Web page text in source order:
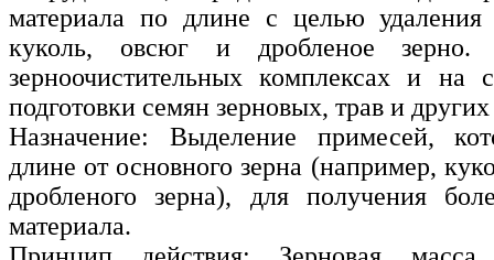
материала по длине с целью
куколь, овсюг и дробленое зерно.
зерноочистительных комплексах и на
подготовки семян зерновых, трав и других
Назначение: Выделение примесей,
длине от основного зерна (например,
дробленого зерна), для получения
материала.